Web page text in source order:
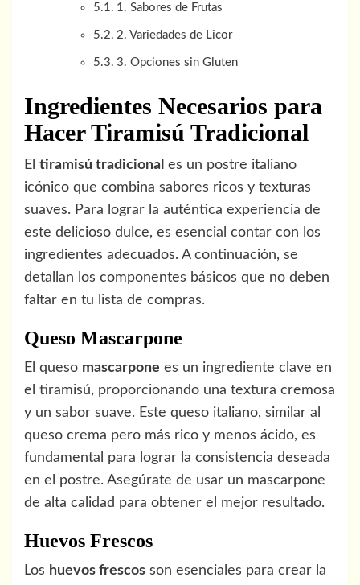
1. Sabores de Frutas
2. Variedades de Licor
3. Opciones sin Gluten
Ingredientes Necesarios para
Hacer Tiramisú Tradicional
El tiramisú tradicional es un postre italiano
icónico que combina sabores ricos y texturas
suaves. Para lograr la auténtica experiencia de
este delicioso dulce, es esencial contar con los
ingredientes adecuados. A continuación, se
detallan los componentes básicos que no deben
faltar en tu lista de compras.
Queso Mascarpone
El queso mascarpone es un ingrediente clave en
el tiramisú, proporcionando una textura cremosa
y un sabor suave. Este queso italiano, similar al
queso crema pero más rico y menos ácido, es
fundamental para lograr la consistencia deseada
en el postre. Asegúrate de usar un mascarpone
de alta calidad para obtener el mejor resultado.
Huevos Frescos
Los huevos frescos son esenciales para crear la